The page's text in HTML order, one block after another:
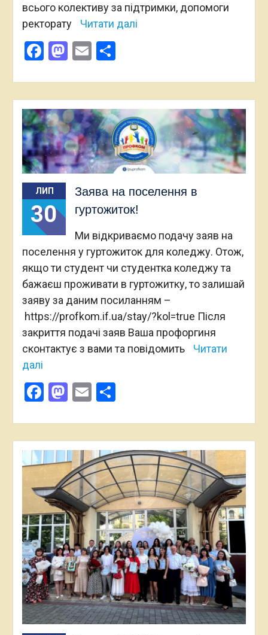
всього колективу за підтримки, допомоги
ректорату
Читати далі
Facebook
Mastodon
EmailПоділитися
ЛИП
30
Заява на поселення в
гуртожиток!
Ми відкриваємо подачу заяв на
поселення у гуртожиток для коледжу. Отож,
якщо ти студент чи студентка коледжу та
бажаєш проживати в гуртожитку, то залишай
заяву за даним посиланням –
https://profkom.if.ua/stay/?kol=true Після
закриття подачі заяв Ваша профоргиня
сконтактує з вами та повідомить
Читати
далі
Facebook
Mastodon
EmailПоділитися